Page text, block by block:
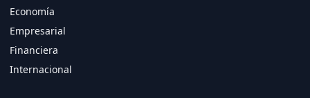
Economía
Empresarial
Financiera
Internacional